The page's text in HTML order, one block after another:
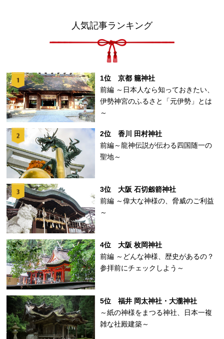
人気記事ランキング
1位 京都 籠神社
前編 ～日本人なら知っておきたい、
伊勢神宮のふるさと「元伊勢」とは
～
2位 香川 田村神社
前編～龍神伝説が伝わる四国随一の
聖地～
3位 大阪 石切劔箭神社
前編 ～偉大な神様の、脅威のご利益
～
4位 大阪 枚岡神社
前編 ～どんな神様、歴史があるの？
参拝前にチェックしよう～
5位 福井 岡太神社・大瀧神社
～紙の神様をまつる神社、日本一複
雑な社殿建築～